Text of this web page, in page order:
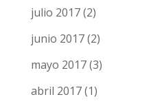
julio 2017(2)
junio 2017(2)
mayo 2017(3)
abril 2017(1)